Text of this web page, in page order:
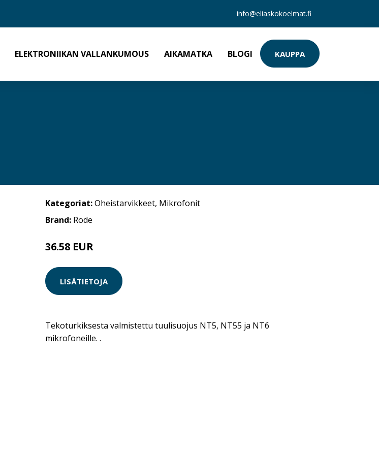
info@eliaskokoelmat.fi
ELEKTRONIIKAN VALLANKUMOUS AIKAMATKA BLOGI KAUPPA
Kategoriat:Oheistarvikkeet, Mikrofonit
Brand: Rode
36.58 EUR
LISÄTIETOJA
Tekoturkiksesta valmistettu tuulisuojus NT5, NT55 ja NT6
mikrofoneille. .